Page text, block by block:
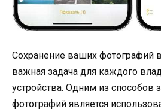
Сохранение ваших фотографий
важная задача для каждого
устройства. Одним из
фотографий является